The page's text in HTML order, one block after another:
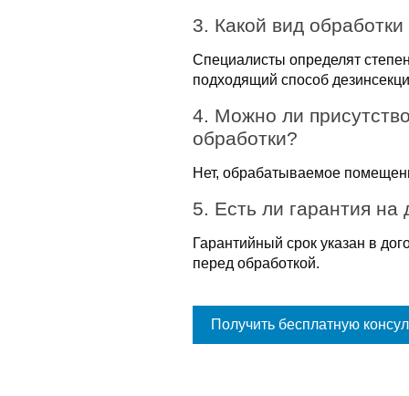
3. Какой вид
Специалисты определят
подходящий способ
4. Можно ли
обработки?
Нет, обрабатываемое
5. Есть ли гарантия
Гарантийный срок указан в
перед обработкой.
Получить бесплатную